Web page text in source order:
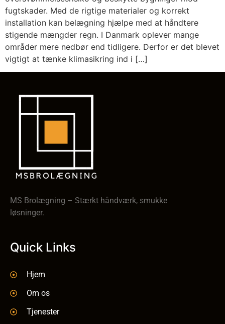
fugtskader. Med de rigtige materialer og korrekt
installation kan belægning hjælpe med at håndtere
stigende mængder regn. I Danmark oplever mange
områder mere nedbør end tidligere. Derfor er det blevet
vigtigt at tænke klimasikring ind i […]
MS Brolægning – Stærkt håndværk, smukke
løsninger.
Quick Links
Hjem
Om os
Tjenester